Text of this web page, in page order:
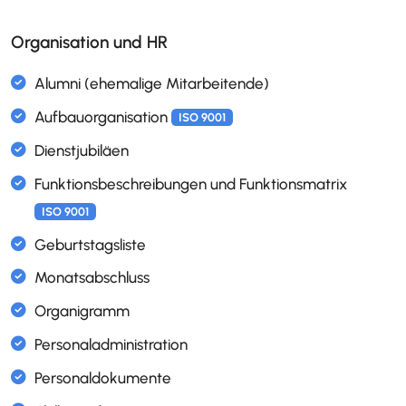
Inventarobjekte verwalten
Lieferanten verwalten
OKR Ziele Management
Interessierte Parteien
Organisation und HR